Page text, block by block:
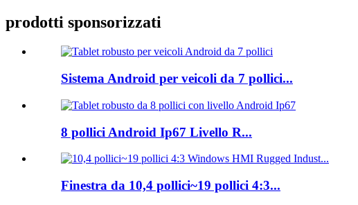
prodotti sponsorizzati
Sistema Android per veicoli da 7 pollici...
8 pollici Android Ip67 Livello R...
Finestra da 10,4 pollici~19 pollici 4:3...